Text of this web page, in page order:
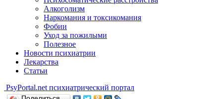
Алкоголизм
Наркомания и токсикомания
Фобии
Уход за пожилыми
Полезное
Новости психиатрии
Лекарства
Статьи
PsyPortal.net психиатрический портал